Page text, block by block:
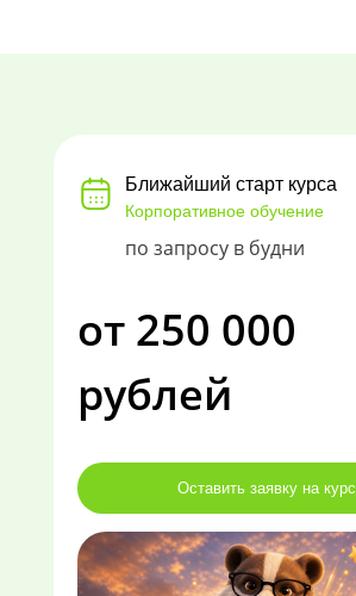
Ближайший старт курса
Корпоративное обучение
по запросу в будни
от 250 000
рублей
Оставить заявку на курс